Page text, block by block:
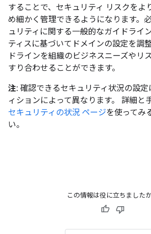
することで、セキュリティ リスクをよ
め細かく管理できるようになります。
ュリティに関する一般的なガイドライ
ティスに基づいてドメインの設定を調
ドラインを組織のビジネスニーズやリ
すり合わせることができます。
注: 確認できるセキュリティ状況の設
ィションによって異なります。 詳細と
セキュリティの状況 ページを使ってみ
い。
この情報は役に立ちました